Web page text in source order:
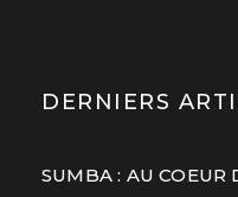
DERNIERS
SUMBA : AU COEUR